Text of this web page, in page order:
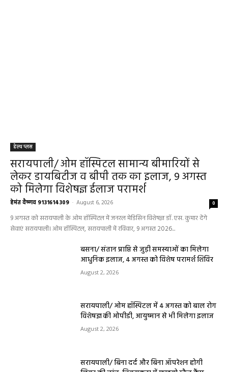
हेल्थ प्लस
सरायपाली/ ओम हॉस्पिटल सामान्य बीमारियों से
लेकर डायबिटीज व बीपी तक का इलाज, 9 अगस्त
को मिलेगा विशेषज्ञ ईलाज परामर्श
हेमंत वैष्णव 9131614309 - August 6, 2026 0
9 अगस्त को सरायपाली के ओम हॉस्पिटल में जनरल मेडिसिन विशेषज्ञ डॉ. एस. कुमार देंगे
सेवाएं सरायपाली। ओम हॉस्पिटल, सरायपाली में रविवार, 9 अगस्त 2026...
बसना/ संतान प्राप्ति से जुड़ी समस्याओं का मिलेगा
आधुनिक इलाज, 4 अगस्त को विशेष परामर्श शिविर
August 2, 2026
सरायपाली/ ओम हॉस्पिटल में 4 अगस्त को बाल रोग
विशेषज्ञ की ओपीडी, आयुष्मान से भी मिलेगा इलाज
August 2, 2026
सरायपाली/ बिना दर्द और बिना ऑपरेशन होगी